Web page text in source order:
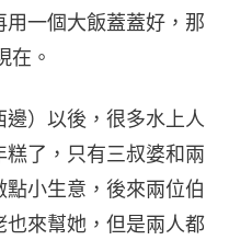
一個大飯蓋蓋好，那
在。
邊）以後，很多水上人
了，只有三叔婆和兩
小生意，後來兩位伯
來幫她，但是兩人都